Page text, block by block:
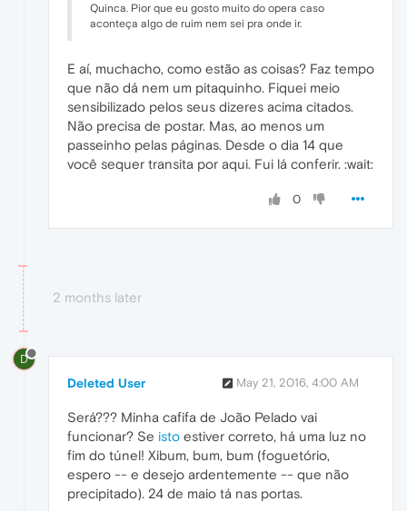
Quinca. Pior que eu gosto muito do opera caso
aconteça algo de ruim nem sei pra onde ir.
E aí, muchacho, como estão as coisas? Faz tempo
que não dá nem um pitaquinho. Fiquei meio
sensibilizado pelos seus dizeres acima citados.
Não precisa de postar. Mas, ao menos um
passeinho pelas páginas. Desde o dia 14 que
você sequer transita por aqui. Fui lá conferir. :wait:
0
2 months later
D
Deleted User May 21, 2016, 4:00 AM
Será??? Minha cafifa de João Pelado vai
funcionar? Se isto estiver correto, há uma luz no
fim do túnel! Xibum, bum, bum (foguetório,
espero -- e desejo ardentemente -- que não
precipitado). 24 de maio tá nas portas.